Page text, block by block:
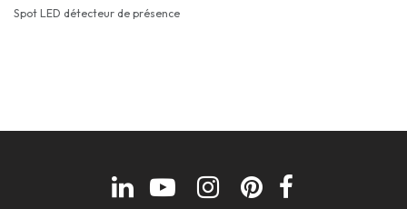
Spot LED détecteur de présence